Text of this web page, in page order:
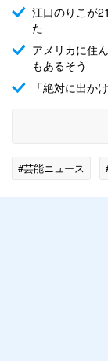
江口のりこが
た
アメリカに住
もあるそう
「絶対に出か
#芸能ニュース